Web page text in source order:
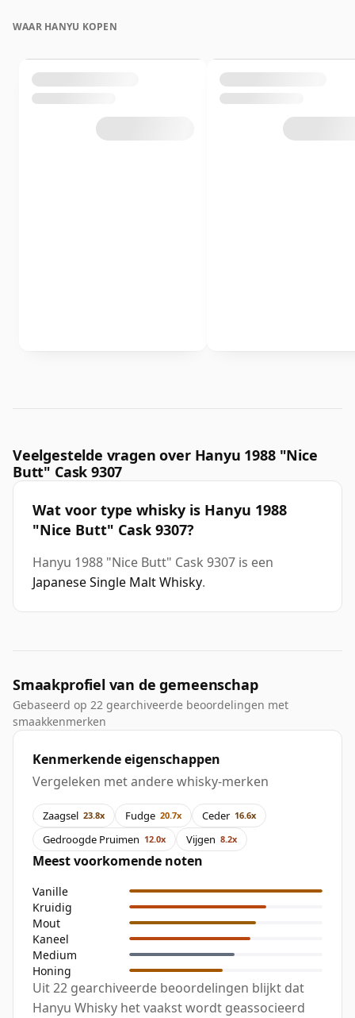
WAAR HANYU KOPEN
Veelgestelde vragen over Hanyu 1988 "Nice
Butt" Cask 9307
Wat voor type whisky is Hanyu 1988
"Nice Butt" Cask 9307?
Hanyu 1988 "Nice Butt" Cask 9307 is een
Japanese Single Malt Whisky.
Smaakprofiel van de gemeenschap
Gebaseerd op 22 gearchiveerde beoordelingen met
smaakkenmerken
Kenmerkende eigenschappen
Vergeleken met andere whisky-merken
Zaagsel 23.8x Fudge 20.7x Ceder 16.6x
Gedroogde Pruimen 12.0x Vijgen 8.2x
Meest voorkomende noten
Vanille
Kruidig
Mout
Kaneel
Medium
Honing
Uit 22 gearchiveerde beoordelingen blijkt dat
Hanyu Whisky het vaakst wordt geassocieerd